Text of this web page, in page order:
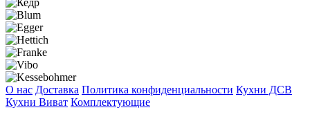
О нас Доставка Политика конфиденциальности Кухни ДСВ
Кухни Виват Комплектующие